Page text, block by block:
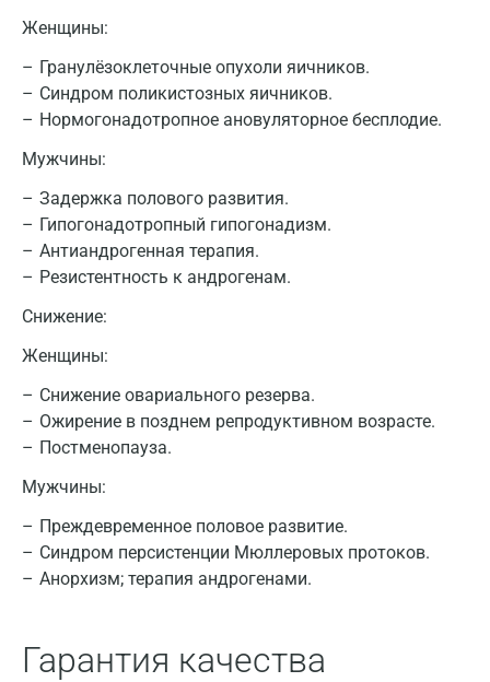
Женщины:
Гранулёзоклеточные опухоли яичников.
Синдром поликистозных яичников.
Нормогонадотропное ановуляторное бесплодие.
Мужчины:
Задержка полового развития.
Гипогонадотропный гипогонадизм.
Антиандрогенная терапия.
Резистентность к андрогенам.
Снижение:
Женщины:
Снижение овариального резерва.
Ожирение в позднем репродуктивном возрасте.
Постменопауза.
Мужчины:
Преждевременное половое развитие.
Синдром персистенции Мюллеровых протоков.
Анорхизм; терапия андрогенами.
Гарантия качества
Москва
Санкт-Петербург
Нижний Новгород
Альметьевск
Апрелевка
Армавир
Астрахань
Барнаул